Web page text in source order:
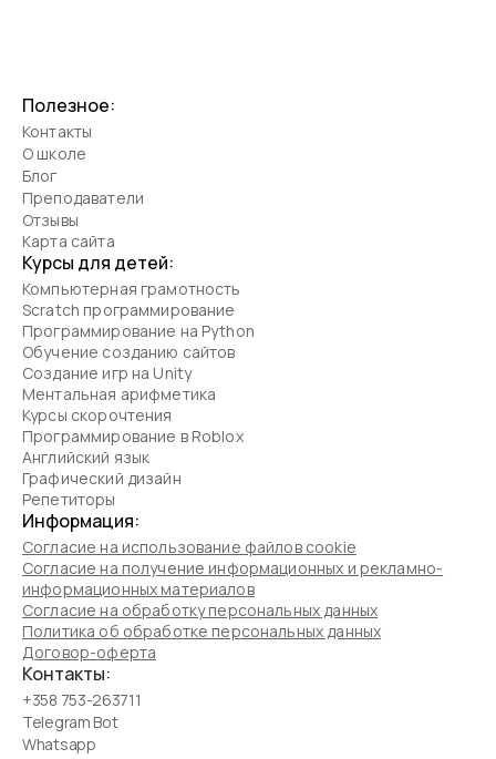
Полезное:
Контакты
О школе
Блог
Преподаватели
Отзывы
Карта сайта
Курсы для детей:
Компьютерная грамотность
Scratch программирование
Программирование на Python
Обучение созданию сайтов
Создание игр на Unity
Ментальная арифметика
Курсы скорочтения
Программирование в Roblox
Английский язык
Графический дизайн
Репетиторы
Информация:
Согласие на использование файлов cookie
Согласие на получение информационных и рекламно-
информационных материалов
Согласие на обработку персональных данных
Политика об обработке персональных данных
Договор-оферта
Контакты:
+358 753-263711
Telegram Bot
Whatsapp